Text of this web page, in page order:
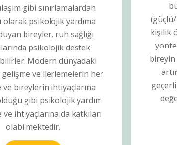
gibi sınırlamalardan
olarak psikolojik yardıma
bireyler, ruh sağlığı
psikolojik destek
Modern dünyadaki
ve ilerlemelerin her
ve bireylerin ihtiyaçlarına
gibi psikolojik yardım
ve ihtiyaçlarına da katkıları
olabilmektedir.
kişilik
bireyin